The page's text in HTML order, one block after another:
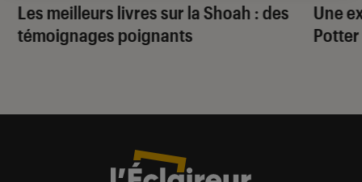
Les meilleurs livres sur la Shoah : des
témoignages poignants
Une